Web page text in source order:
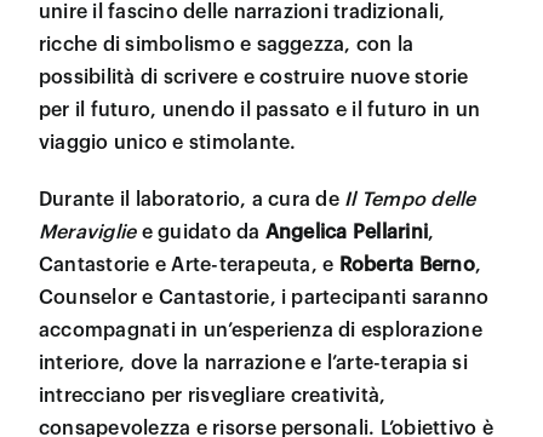
unire il fascino delle narrazioni tradizionali,
ricche di simbolismo e saggezza, con la
possibilità di scrivere e costruire nuove storie
per il futuro, unendo il passato e il futuro in un
viaggio unico e stimolante.
Durante il laboratorio, acura de Il Tempo delle
Meraviglie eguidato da Angelica Pellarini,
Cantastorie e Arte-terapeuta, e Roberta Berno,
Counselor e Cantastorie, i partecipanti saranno
accompagnati in un’esperienza di esplorazione
interiore, dove la narrazione e l’arte-terapia si
intrecciano per risvegliare creatività,
consapevolezza e risorse personali. L’obiettivo è